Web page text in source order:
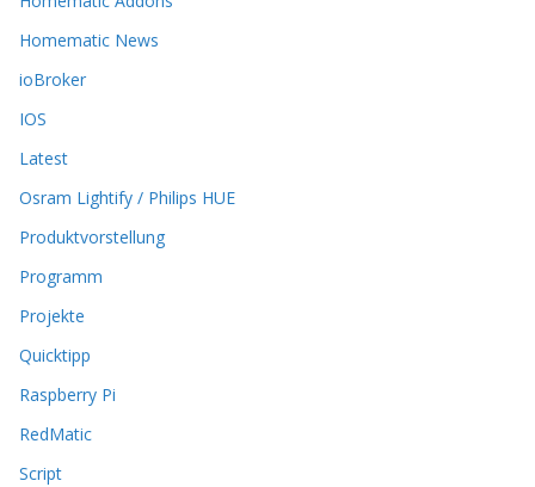
n
n
n
a
f
d
r
r
o
u
k
s
e
Homematic News
ioBroker
IOS
Latest
Osram Lightify / Philips HUE
Produktvorstellung
Programm
Projekte
Quicktipp
Raspberry Pi
RedMatic
Script